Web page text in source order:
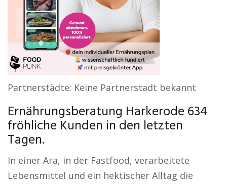
Partnerstädte: Keine Partnerstadt bekannt
Ernährungsberatung Harkerode 634
fröhliche Kunden in den letzten
Tagen.
In einer Ära, in der Fastfood, verarbeitete
Lebensmittel und ein hektischer Alltag die